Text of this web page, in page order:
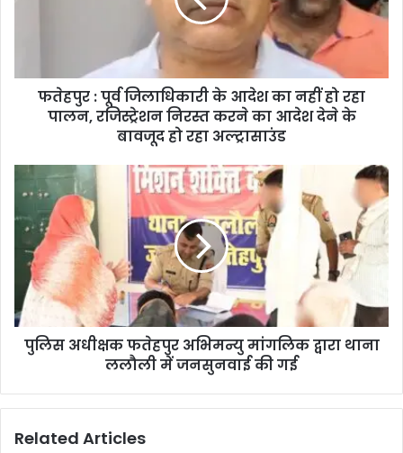
फतेहपुर : पूर्व जिलाधिकारी के आदेश का नहीं हो रहा
पालन, रजिस्ट्रेशन निरस्त करने का आदेश देने के
बावजूद हो रहा अल्ट्रासाउंड
पुलिस अधीक्षक फतेहपुर अभिमन्यु मांगलिक द्वारा थाना
ललौली में जनसुनवाई की गई
Related Articles